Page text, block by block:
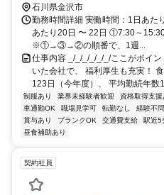
石川県金沢市
勤務時間詳細 実働時間：1日あた
あたり20日 〜 22日 ①7:30～
※①→③→②の順番で、1週...
仕事内容 _/_/_/_/_/_/ここがポイ
いた会社で、 福利厚生も充実！
123日（今年度）、 平均勤続年数
制服あり 業界未経験者歓迎 資格取得支援
車通勤OK
職場見学可 転勤なし 経験不問
賞与あり
ブランクOK 交通費支給 駅近5
昼食補助あり
契約社員